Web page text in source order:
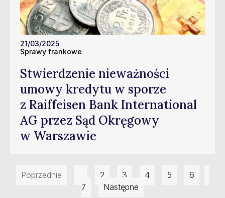
21/03/2025
Sprawy frankowe
Stwierdzenie nieważności
umowy kredytu w sporze
z Raiffeisen Bank International
AG przez Sąd Okręgowy
w Warszawie
Poprzednie 2 3 4 5
6
7
Następne